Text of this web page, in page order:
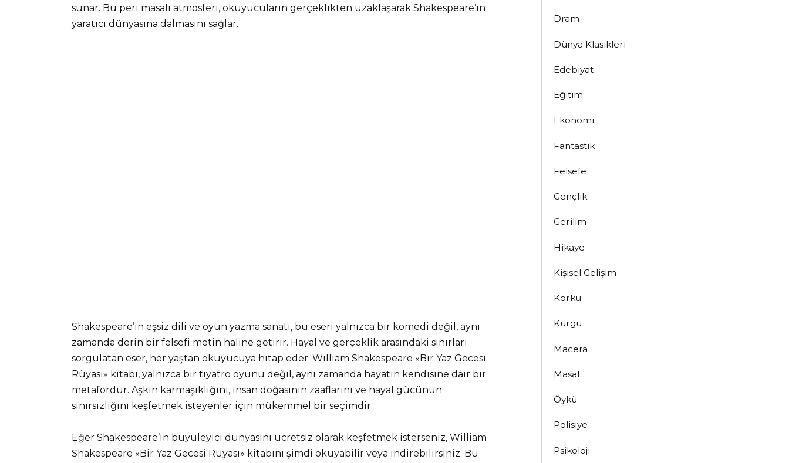
sunar. Bu peri masalı atmosferi, okuyucuların gerçeklikten uzaklaşarak Shakespeare’in
yaratıcı dünyasına dalmasını sağlar.
Shakespeare’in eşsiz dili ve oyun yazma sanatı, bu eseri yalnızca bir komedi değil, aynı
zamanda derin bir felsefi metin haline getirir. Hayal ve gerçeklik arasındaki sınırları
sorgulatan eser, her yaştan okuyucuya hitap eder. William Shakespeare «Bir Yaz Gecesi
Rüyası» kitabı, yalnızca bir tiyatro oyunu değil, aynı zamanda hayatın kendisine dair bir
metafordur. Aşkın karmaşıklığını, insan doğasının zaaflarını ve hayal gücünün
sınırsızlığını keşfetmek isteyenler için mükemmel bir seçimdir.
Eğer Shakespeare’in büyüleyici dünyasını ücretsiz olarak keşfetmek isterseniz, William
Shakespeare «Bir Yaz Gecesi Rüyası» kitabını şimdi okuyabilir veya indirebilirsiniz. Bu
Dram
Dünya Klasikleri
Edebiyat
Eğitim
Ekonomi
Fantastik
Felsefe
Gençlik
Gerilim
Hikaye
Kişisel Gelişim
Korku
Kurgu
Macera
Masal
Öykü
Polisiye
Psikoloji